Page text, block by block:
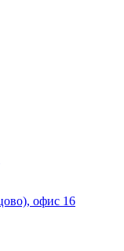
офис 16